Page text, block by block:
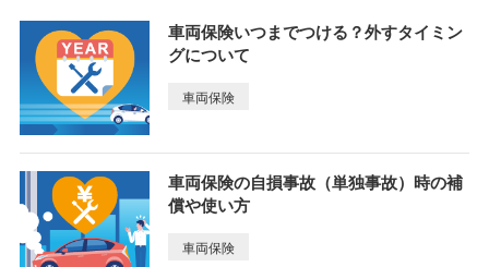
車両保険いつまでつける？外すタイミン
グについて
車両保険
車両保険の自損事故（単独事故）時の補
償や使い方
車両保険